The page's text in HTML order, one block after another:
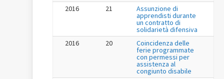
2016
21 Assunzione di
apprendisti durante
un contratto di
solidarietà difensiva
2016
20 Coincidenza delle
ferie programmate
con permessi per
assistenza al
congiunto disabile